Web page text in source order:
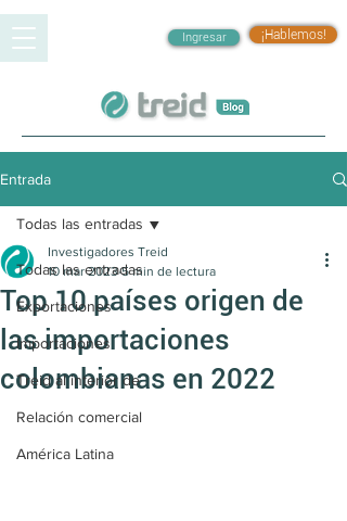
¡Hablemos!
Ingresar
Entrada
Todas las entradas
Exportaciones
Importaciones
Treid al interior de
Relación comercial
América Latina
Todas las entradas
Top 10 países origen de
las importaciones
colombianas en 2022
Investigadores Treid
10 mar 2023 5 min de lectura